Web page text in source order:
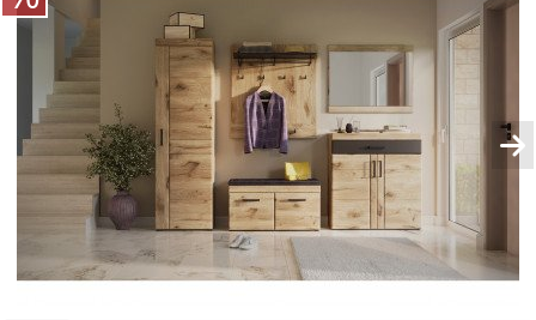
Möbel-
Konfigurator
0%
Finanzierung
Markenwelt